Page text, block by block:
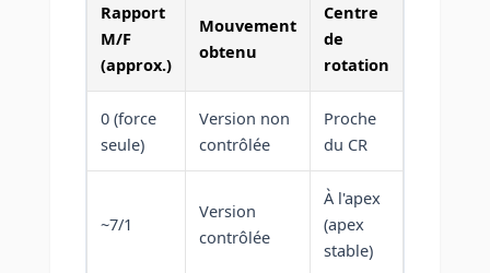
Rapport
M/F
(approx.)
Mouvement
obtenu
Centre
de
rotation
0 (force
seule)
Version non
contrôlée
Proche
du CR
~7/1
Version
contrôlée
À l'apex
(apex
stable)